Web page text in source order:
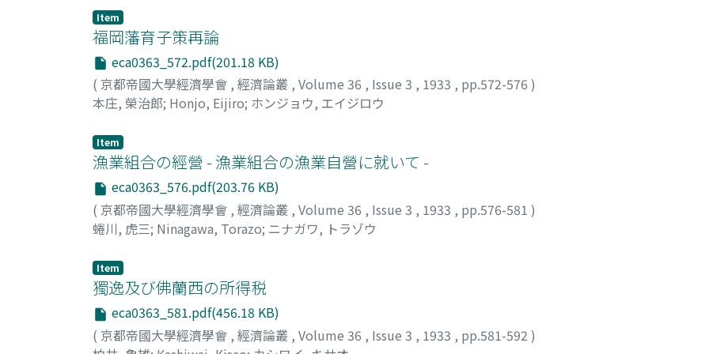
Item
福岡藩育子策再論
eca0363_572.pdf(201.18 KB)
( 京都帝國大學經濟學會 , 經濟論叢 , Volume 36 , Issue 3 , 1933 , pp.572-576 )
本庄, 榮治郎; Honjo, Eijiro; ホンジョウ, エイジロウ
Item
漁業組合の經營 - 漁業組合の漁業自營に就いて -
eca0363_576.pdf(203.76 KB)
( 京都帝國大學經濟學會 , 經濟論叢 , Volume 36 , Issue 3 , 1933 , pp.576-581 )
蜷川, 虎三; Ninagawa, Torazo; ニナガワ, トラゾウ
Item
獨逸及び佛蘭西の所得税
eca0363_581.pdf(456.18 KB)
( 京都帝國大學經濟學會 , 經濟論叢 , Volume 36 , Issue 3 , 1933 , pp.581-592 )